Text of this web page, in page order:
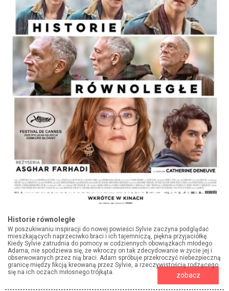
Historie równoległe
W poszukiwaniu inspiracji do nowej powieści Sylvie zaczyna podglądać
mieszkających naprzeciwko braci i ich tajemniczą, piękna przyjaciółkę.
Kiedy Sylvie zatrudnia do pomocy w codziennych obowiązkach młodego
Adama, nie spodziewa się, że wkroczy on tak zdecydowanie w życie jej i
obserwowanych przez nią braci. Adam spróbuje przekroczyć niebezpieczną
granicę między fikcją kreowaną przez Sylvie, a rzeczywistością rodzącego
się na ich oczach miłosnego trójkąta.
zobacz